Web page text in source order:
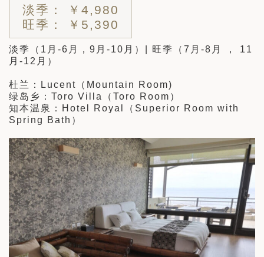
淡季： ￥4,980
旺季： ￥5,390
淡季（1月-6月，9月-10月）| 旺季（7月-8月 ， 11
月-12月）
杜兰：Lucent（Mountain Room)
绿岛乡：Toro Villa（Toro Room）
知本温泉：Hotel Royal（Superior Room with
Spring Bath）